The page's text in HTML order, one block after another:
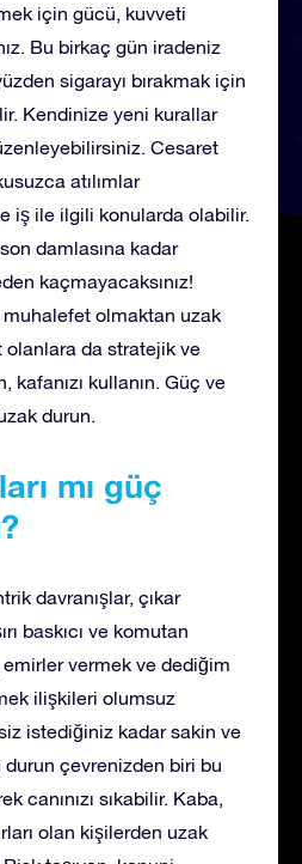
için gücü, kuvveti
Bu birkaç gün iradeniz
sigarayı bırakmak için
Kendinize yeni kurallar
Cesaret
atılımlar
iş ile ilgili konularda olabilir.
damlasına kadar
kaçmayacaksınız!
olmaktan uzak
da stratejik ve
kafanızı kullanın. Güç ve
durun.
mı güç
davranışlar, çıkar
baskıcı ve komutan
vermek ve dediğim
ilişkileri olumsuz
istediğiniz kadar sakin ve
çevrenizden biri bu
canınızı sıkabilir. Kaba,
olan kişilerden uzak